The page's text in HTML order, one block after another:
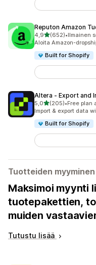
Reputon Amazon
4,9/ 5 tähteä
(652)
652 arvostelua
•Ilmainen
Aloita Amazon-
Built for Shopify
Altera ‑ Export and
5,0/ 5 tähteä
(205)
205 arvostelua
•Free plan
Import & export data
Built for Shopify
Tuotteiden myyminen
Maksimoi myynti
tuotepakettien,
muiden
Tutustu lisää